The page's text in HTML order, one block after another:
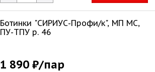
Ботинки "СИРИУС-Профи/к", МП МС,
ПУ-ТПУ р. 46
1 890 ₽/пар